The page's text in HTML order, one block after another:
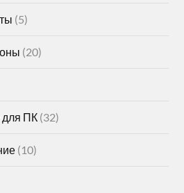
(5)
(20)
ПК (32)
(10)